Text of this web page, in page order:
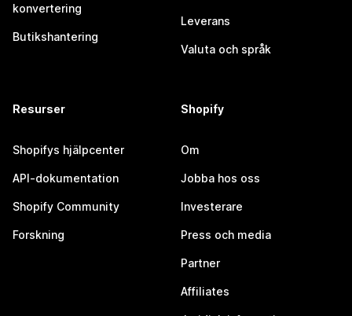
konvertering
Butikshantering
Leverans
Valuta och språk
Resurser
Shopifys hjälpcenter
API-dokumentation
Shopify Community
Forskning
Shopify
Om
Jobba hos oss
Investerare
Press och media
Partner
Affiliates